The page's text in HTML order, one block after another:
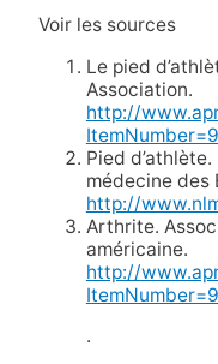
Voir les sources
Le pied
Association.
http://
Pied
médecine des
http://
Arthrite.
américaine.
http://
.